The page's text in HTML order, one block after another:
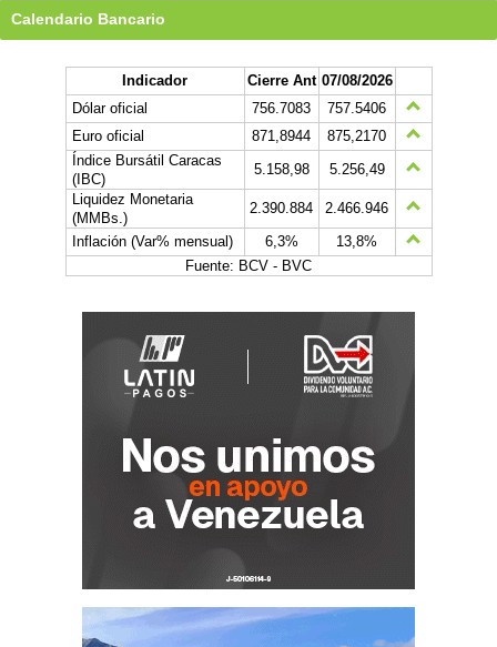
Calendario Bancario
Indicador Cierre Ant 07/08/2026
Dólar oficial
756.7083
757.5406
Euro oficial
871,8944
875,2170
Índice Bursátil Caracas
(IBC)
5.158,98
5.256,49
Liquidez Monetaria
(MMBs.)
2.390.884
2.466.946
Inflación (Var% mensual)
6,3%
13,8%
Fuente: BCV - BVC